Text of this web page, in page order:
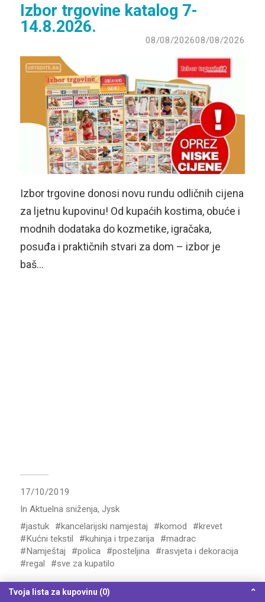
Izbor trgovine katalog 7-
14.8.2026.
08/08/202608/08/2026
Izbor trgovine donosi novu rundu odličnih cijena
za ljetnu kupovinu! Od kupaćih kostima, obuće i
modnih dodataka do kozmetike, igračaka,
posuđa i praktičnih stvari za dom – izbor je
baš…
17/10/2019
In Aktuelna sniženja, Jysk
jastuk
kancelarijski namjestaj komod
krevet
Kućni tekstil
kuhinja i trpezarija
madrac
Namještaj
polica posteljina
rasvjeta i dekoracija
regal
sve za kupatilo
Tvoja lista za kupovinu (0) ⌃